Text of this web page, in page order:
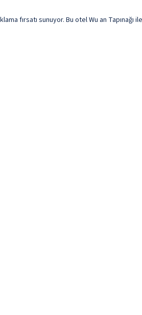
fırsatı sunuyor. Bu otel Wu an Tapınağı